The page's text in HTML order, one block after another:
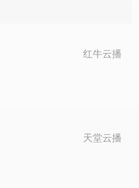
红牛云播
天堂云播